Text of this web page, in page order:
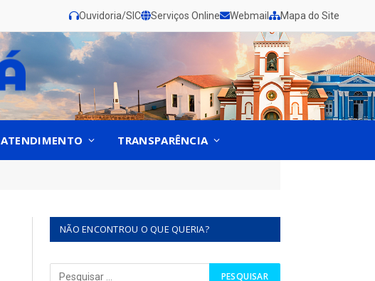
Ouvidoria/SIC Serviços Online Webmail Mapa do Site
ATENDIMENTO TRANSPARÊNCIA
NÃO ENCONTROU O QUE QUERIA?